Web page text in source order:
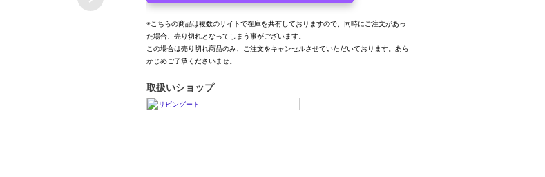
※こちらの商品は複数のサイトで在庫を共有しておりますので、同時にご注文があっ
た場合、売り切れとなってしまう事がございます。
この場合は売り切れ商品のみ、ご注文をキャンセルさせていただいております。あら
かじめご了承くださいませ。
取扱いショップ